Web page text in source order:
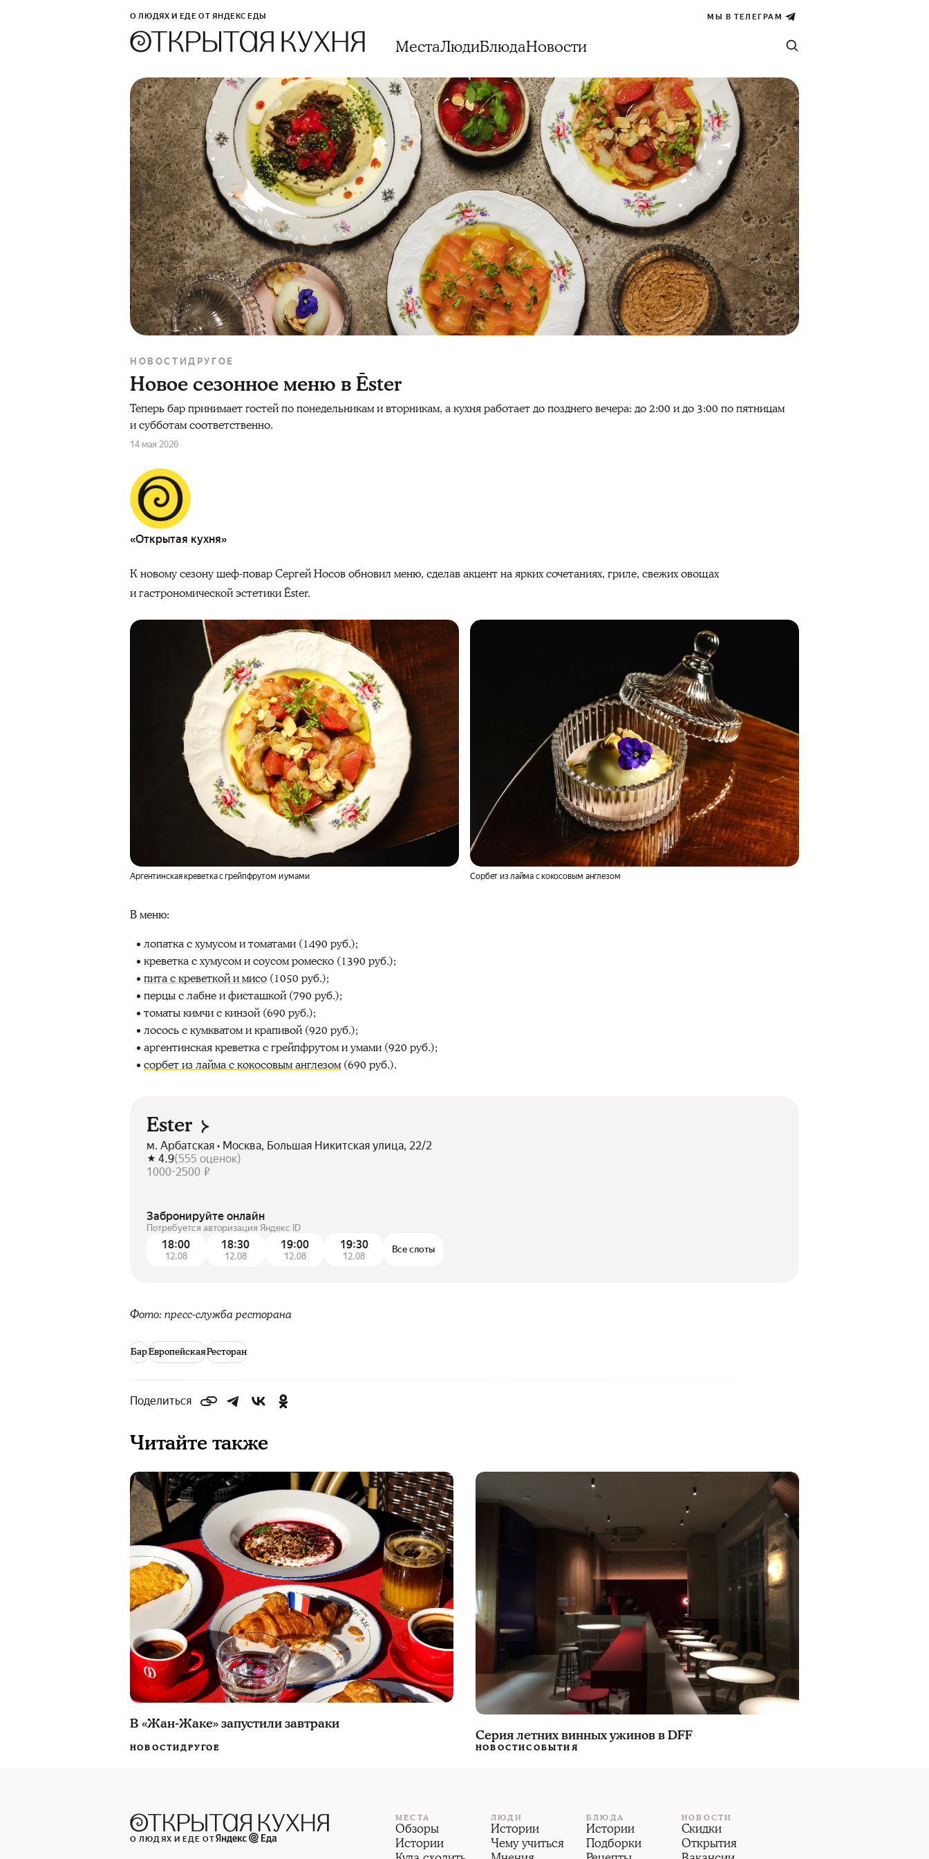
О ЛЮДЯХ И ЕДЕ ОТ ЯНДЕКС ЕДЫ МЫ В ТЕЛЕГРАМ
МестаЛюдиБлюдаНовости
НОВОСТИДРУГОЕ
Новое сезонное меню в Ēster
Теперь бар принимает гостей по понедельникам и вторникам, а кухня работает до позднего вечера: до 2:00 и до 3:00 по пятницам
и субботам соответственно.
14 мая 2026
«Открытая кухня»
К новому сезону шеф-повар Сергей Носов обновил меню, сделав акцент на ярких сочетаниях, гриле, свежих овощах
и гастрономической эстетики Ēster.
Аргентинская креветка с грейпфрутом и умами Сорбет из лайма с кокосовым англезом
В меню:
лопатка с хумусом и томатами (1490 руб.);
креветка с хумусом и соусом ромеско (1390 руб.);
пита с креветкой и мисо (1050 руб.);
перцы с лабне и фисташкой (790 руб.);
томаты кимчи с кинзой (690 руб.);
лосось с кумкватом и крапивой (920 руб.);
аргентинская креветка с грейпфрутом и умами (920 руб.);
сорбет из лайма с кокосовым англезом (690 руб.).
Ester
м. Арбатская • Москва, Большая Никитская улица, 22/2
4.9(555 оценок)
1000-2500 ₽
Забронируйте онлайн
Потребуется авторизация Яндекс ID
18:00
12.08
18:30
12.08
19:00
12.08
19:30
12.08
Все слоты
Фото: пресс-служба ресторана
БарЕвропейскаяРесторан
Поделиться
Читайте также
В «Жан-Жаке» запустили завтраки
НОВОСТИДРУГОЕ
Серия летних винных ужинов в DFF
НОВОСТИСОБЫТИЯ
О ЛЮДЯХ И ЕДЕ ОТ
МЕСТА
Обзоры
Истории
ЛЮДИ
Истории
Чему учиться
БЛЮДА
Истории
Подборки
НОВОСТИ
Скидки
Открытия